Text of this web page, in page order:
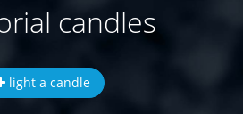
candles
light a candle